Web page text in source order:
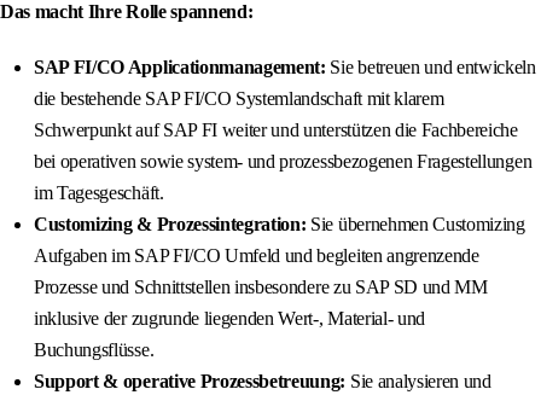
Das macht Ihre Rolle spannend:
SAP FI/CO Applicationmanagement: Sie betreuen und entwickeln
die bestehende SAP FI/CO Systemlandschaft mit klarem
Schwerpunkt auf SAP FI weiter und unterstützen die Fachbereiche
bei operativen sowie system- und prozessbezogenen Fragestellungen
im Tagesgeschäft.
Customizing & Prozessintegration: Sie übernehmen Customizing
Aufgaben im SAP FI/CO Umfeld und begleiten angrenzende
Prozesse und Schnittstellen insbesondere zu SAP SD und MM
inklusive der zugrunde liegenden Wert-, Material- und
Buchungsflüsse.
Support & operative Prozessbetreuung: Sie analysieren und